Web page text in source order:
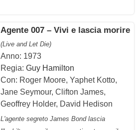
Agente 007 – Vivi e lascia morire
(Live and Let Die)
Anno: 1973
Regia: Guy Hamilton
Con: Roger Moore, Yaphet Kotto,
Jane Seymour, Clifton James,
Geoffrey Holder, David Hedison
L'agente segreto James Bond lascia